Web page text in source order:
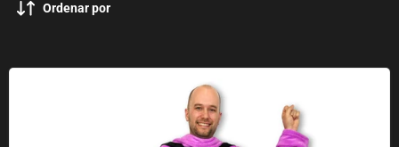
Ordenar por